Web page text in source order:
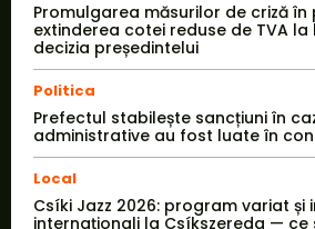
Promulgarea măsurilor de criză
extinderea cotei reduse de TVA
decizia președintelui
Politica
Prefectul stabilește sancțiuni în
administrative au fost luate în
Local
Csíki Jazz 2026: program variat și
internaționali la Csíkszereda — ce